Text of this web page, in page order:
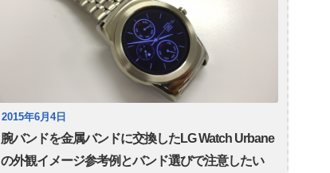
2015年6月4日
腕バンドを金属バンドに交換したLG Watch Urbane
の外観イメージ参考例とバンド選びで注意したい